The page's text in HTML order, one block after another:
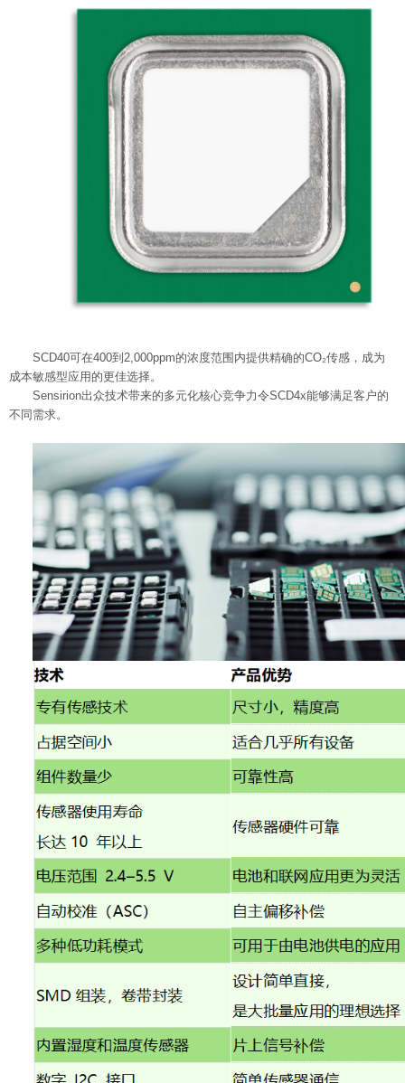
SCD40可在400到2,000ppm的浓度范围内提供精确的CO₂传感，成为
成本敏感型应用的更佳选择。
Sensirion出众技术带来的多元化核心竞争力令SCD4x能够满足客户的
不同需求。